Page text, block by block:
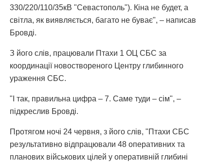
330/220/110/35кВ "Севастополь"). Кіна не будет, а
світла, як виявляється, багато не буває", – написав
Бровді.
З його слів, працювали Птахи 1 ОЦ СБС за
координації новоствореного Центру глибинного
ураження СБС.
"І так, правильна цифра – 7. Саме туди – сім", –
підкреслив Бровді.
Протягом ночі 24 червня, з його слів, "Птахи СБС
результативно відпрацювали 48 оперативних та
планових військових цілей у оперативній глибині